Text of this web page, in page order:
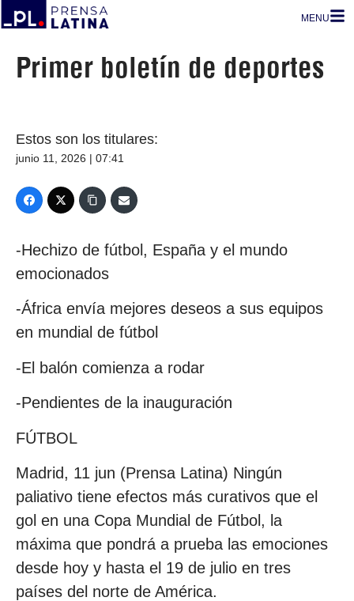
MENU
Primer boletín de deportes
Estos son los titulares:
junio 11, 2026 | 07:41
-Hechizo de fútbol, España y el mundo
emocionados
-África envía mejores deseos a sus equipos
en mundial de fútbol
-El balón comienza a rodar
-Pendientes de la inauguración
FÚTBOL
Madrid, 11 jun (Prensa Latina) Ningún
paliativo tiene efectos más curativos que el
gol en una Copa Mundial de Fútbol, la
máxima que pondrá a prueba las emociones
desde hoy y hasta el 19 de julio en tres
países del norte de América.